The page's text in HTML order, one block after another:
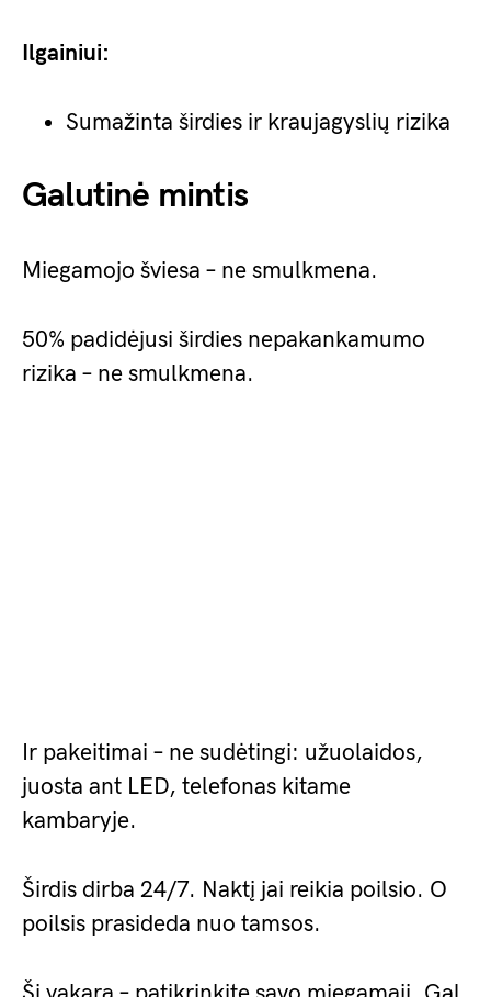
Ilgainiui:
Sumažinta širdies ir kraujagyslių rizika
Galutinė mintis
Miegamojo šviesa – ne smulkmena.
50% padidėjusi širdies nepakankamumo
rizika – ne smulkmena.
Ir pakeitimai – ne sudėtingi: užuolaidos,
juosta ant LED, telefonas kitame
kambaryje.
Širdis dirba 24/7. Naktį jai reikia poilsio. O
poilsis prasideda nuo tamsos.